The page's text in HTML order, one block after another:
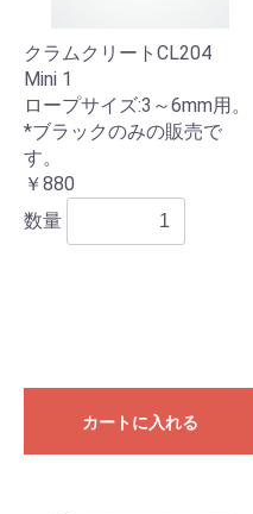
クラムクリートCL204
Mini 1
ロープサイズ:3～6mm用。
*ブラックのみの販売で
す。
￥880
数量
カートに入れる